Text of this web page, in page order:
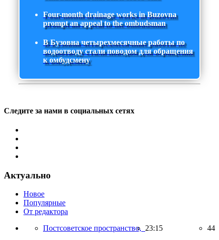
Four-month drainage works in Buzovna
prompt an appeal to the ombudsman
В Бузовна четырехмесячные работы по
водоотводу стали поводом для обращения
к омбудсмену
Следите за нами в социальных сетях
Актуально
Новое
Популярные
От редактора
Постсоветское пространство, 23:15 44